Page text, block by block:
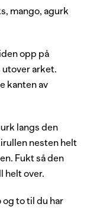
mango, agurk
opp på
utover arket.
kanten av
langs den
nesten helt
Fukt så den
helt over.
to til du har